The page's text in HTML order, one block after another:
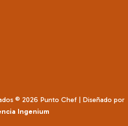
© 2026 Punto Chef | Diseñado por
Ingenium